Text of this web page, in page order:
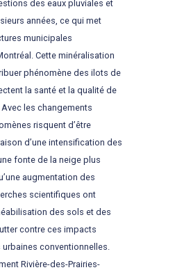
des eaux pluviales et
années, ce qui met
municipales
Cette minéralisation
phénomène des ilots de
la santé et la qualité de
les changements
risquent d’être
d’une intensification des
fonte de la neige plus
augmentation des
scientifiques ont
des sols et des
contre ces impacts
conventionnelles.
Rivière-des-Prairies-